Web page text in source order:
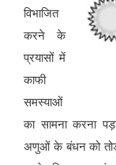
विभाजित
करने के
प्रयासों में
काफी
समस्याओं
का सामना करना
अणुओं के बंधन को